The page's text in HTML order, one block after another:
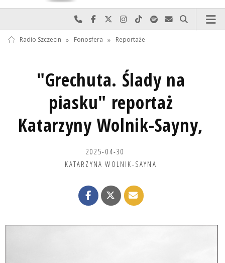
Najlepiej po prostu do nas zadzwoń
Odwiedź nas na Facebook-u
Odwiedź nas na X
Odwiedź nas na Instagram-ie
Odwiedź nas na TikTok-u
Szukaj nas na Spotify
Wyślij do nas
Szukaj
Radio Szczecin » Fonosfera » Reportaże
"Grechuta. Ślady na
piasku" reportaż
Katarzyny Wolnik-Sayny,
2025-04-30
KATARZYNA WOLNIK-SAYNA